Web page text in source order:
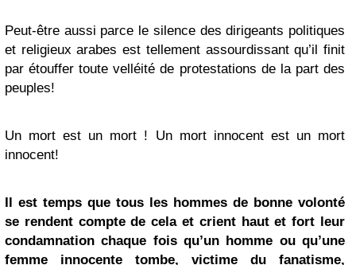
Peut-être aussi parce le silence des dirigeants politiques
et religieux arabes est tellement assourdissant qu’il finit
par étouffer toute velléité de protestations de la part des
peuples!
Un mort est un mort ! Un mort innocent est un mort
innocent!
Il est temps que tous les hommes de bonne volonté
se rendent compte de cela et crient haut et fort leur
condamnation chaque fois qu’un homme ou qu’une
femme innocente tombe, victime du fanatisme,